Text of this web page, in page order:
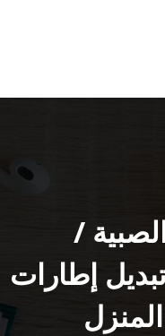
/
تبديل إطارات